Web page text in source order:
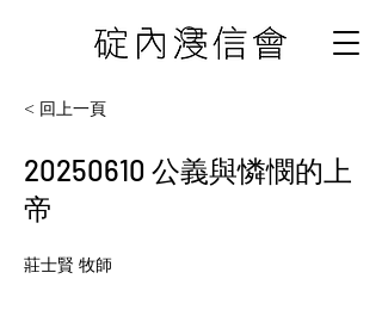
< 回上一頁
20250610 公義與憐憫的上
帝
莊士賢 牧師